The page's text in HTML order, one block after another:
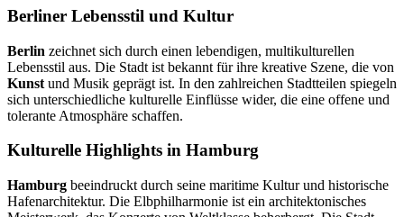
Berliner Lebensstil und Kultur
Berlin zeichnet sich durch einen lebendigen, multikulturellen
Lebensstil aus. Die Stadt ist bekannt für ihre kreative Szene, die von
Kunst und Musik geprägt ist. In den zahlreichen Stadtteilen spiegeln
sich unterschiedliche kulturelle Einflüsse wider, die eine offene und
tolerante Atmosphäre schaffen.
Kulturelle Highlights in Hamburg
Hamburg beeindruckt durch seine maritime Kultur und historische
Hafenarchitektur. Die Elbphilharmonie ist ein architektonisches